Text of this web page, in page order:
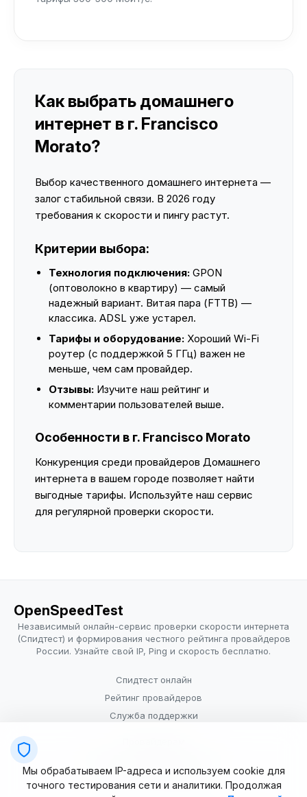
Как выбрать домашнего
интернет в г. Francisco
Morato?
Выбор качественного домашнего интернета —
залог стабильной связи. В 2026 году
требования к скорости и пингу растут.
Критерии выбора:
Технология подключения: GPON
(оптоволокно в квартиру) — самый
надежный вариант. Витая пара (FTTB) —
классика. ADSL уже устарел.
Тарифы и оборудование: Хороший Wi-Fi
роутер (с поддержкой 5 ГГц) важен не
меньше, чем сам провайдер.
Отзывы: Изучите наш рейтинг и
комментарии пользователей выше.
Особенности в г. Francisco Morato
Конкуренция среди провайдеров Домашнего
интернета в вашем городе позволяет найти
выгодные тарифы. Используйте наш сервис
для регулярной проверки скорости.
OpenSpeedTest
Независимый онлайн-сервис проверки скорости интернета
(Спидтест) и формирования честного рейтинга провайдеров
России. Узнайте свой IP, Ping и скорость бесплатно.
Спидтест онлайн
Рейтинг провайдеров
Служба поддержки
Условия использования
Мы обрабатываем IP-адреса и используем cookie для
точного тестирования сети и аналитики. Продолжая